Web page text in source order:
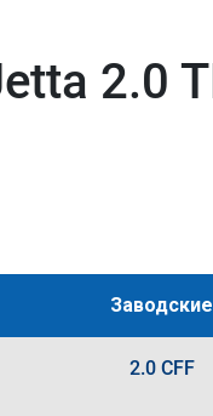
2.0
Заводские
2.0 CFF